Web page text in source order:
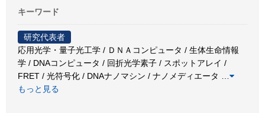
キーワード
研究代表者
応用光学・量子光工学 / ＤＮＡコンピュータ / 生体生命情報
学 / DNAコンピュータ / 回折光学素子 / スポットアレイ /
FRET / 光符号化 / DNAナノマシン / ナノメディエータ
もっと見る